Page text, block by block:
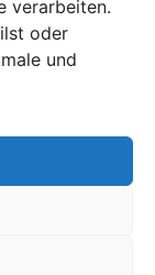
verarbeiten.
oder
und
Gegner
Test